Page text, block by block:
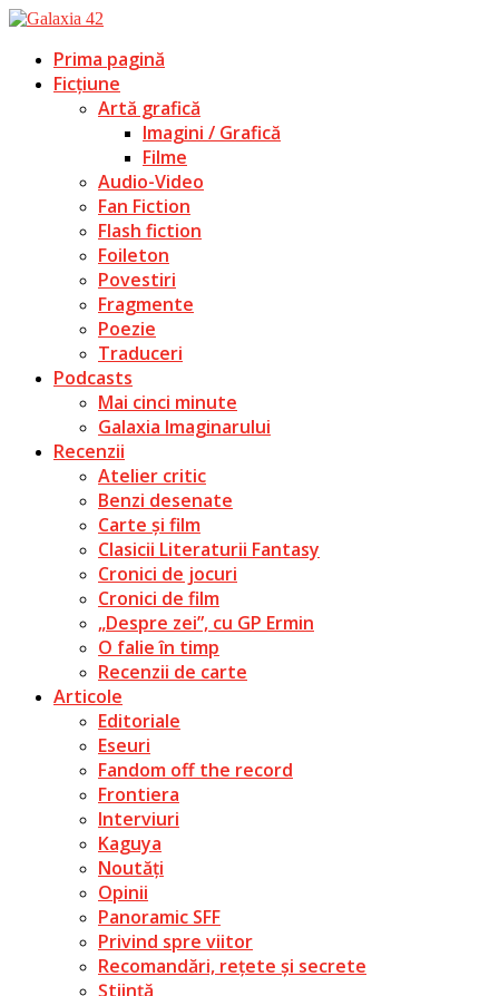
Prima pagină
Ficțiune
Artă grafică
Imagini / Grafică
Filme
Audio-Video
Fan Fiction
Flash fiction
Foileton
Povestiri
Fragmente
Poezie
Traduceri
Podcasts
Mai cinci minute
Galaxia Imaginarului
Recenzii
Atelier critic
Benzi desenate
Carte și film
Clasicii Literaturii Fantasy
Cronici de jocuri
Cronici de film
„Despre zei”, cu GP Ermin
O falie în timp
Recenzii de carte
Articole
Editoriale
Eseuri
Fandom off the record
Frontiera
Interviuri
Kaguya
Noutăți
Opinii
Panoramic SFF
Privind spre viitor
Recomandări, rețete și secrete
Știință